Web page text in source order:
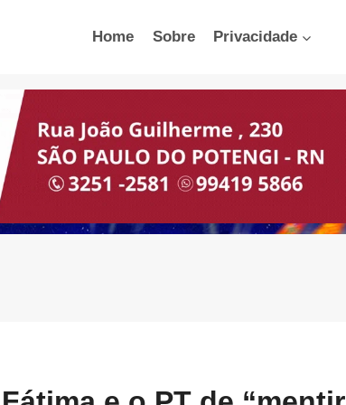
Home Sobre Privacidade